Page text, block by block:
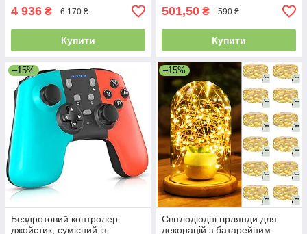
4 936 ₴ 6 170 ₴
Купити
501,50 ₴ 590 ₴
Купити
–15%
Бездротовий контролер
джойстик, сумісний із
–15%
Світлодіодні гірлянди для
декорацій з батарейним